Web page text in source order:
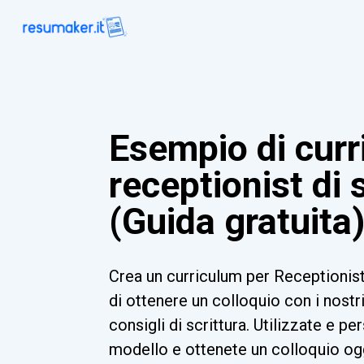
Esempio di
receptionist di
(Guida
Crea un curriculum per
di ottenere un colloquio con i
consigli di scrittura. Utilizzate e
modello e ottenete un colloquio